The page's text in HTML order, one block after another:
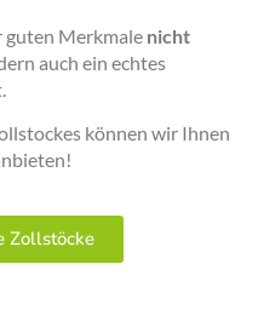
guten Merkmale nicht
auch ein echtes
können wir Ihnen
Zollstöcke